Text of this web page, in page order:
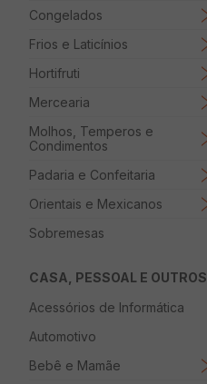
Congelados
Frios e Laticínios
Hortifruti
Mercearia
Molhos, Temperos e
Condimentos
Padaria e Confeitaria
Orientais e Mexicanos
Sobremesas
CASA, PESSOAL E OUTROS
Acessórios de Informática
Automotivo
Bebê e Mamãe